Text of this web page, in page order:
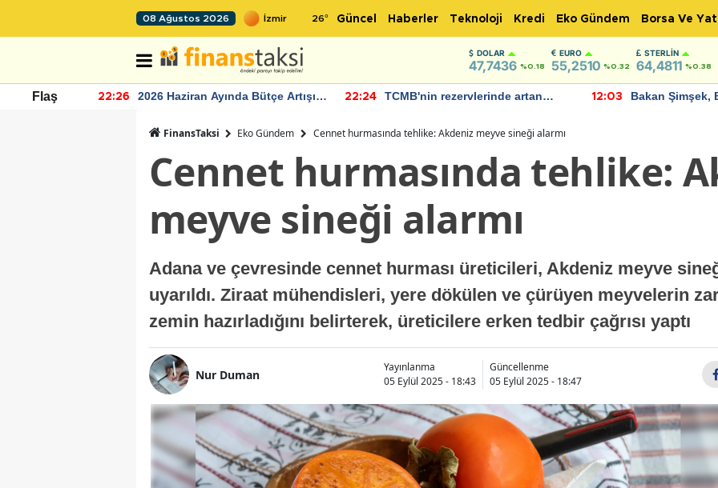
08 Ağustos 2026 26° Güncel Haberler Teknoloji Kredi Eko Gündem Borsa Ve
DOLAR
47,7436 %0.18
EURO
55,2510 %0.32
STERLIN
64,4811 %0.38
Flaş 22:26
2026 Haziran Ayında Bütçe Artışı
22:24
TCMB'nin rezervlerinde artan
12:03
Bakan Şimşek,
FinansTaksi Eko Gündem Cennet hurmasında tehlike: Akdeniz meyve sineği alarmı
Cennet hurmasında tehlike:
meyve sineği alarmı
Adana ve çevresinde cennet hurması üreticileri, Akdeniz meyve
uyarıldı. Ziraat mühendisleri, yere dökülen ve çürüyen meyvelerin
zemin hazırladığını belirterek, üreticilere erken tedbir çağrısı yaptı
Nur Duman
Yayınlanma
05 Eylül 2025 - 18:43
Güncellenme
05 Eylül 2025 - 18:47